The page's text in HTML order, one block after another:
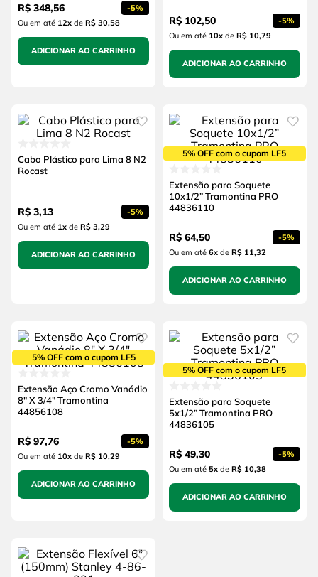
R$ 348,56 -5%
Ou em até 12xde R$ 30,58
ADICIONAR AO CARRINHO
R$ 102,50 -5%
Ou em até 10xde R$ 10,79
ADICIONAR AO CARRINHO
Cabo Plástico para Lima 8 N2
Rocast
R$ 3,13 -5%
Ou em até 1xde R$ 3,29
ADICIONAR AO CARRINHO
5% OFF com o cupom LF5
Extensão para Soquete
10x1/2” Tramontina PRO
44836110
R$ 64,50 -5%
Ou em até 6xde R$ 11,32
ADICIONAR AO CARRINHO
5% OFF com o cupom LF5
Extensão Aço Cromo Vanádio
8" X 3/4" Tramontina
44856108
R$ 97,76 -5%
Ou em até 10xde R$ 10,29
ADICIONAR AO CARRINHO
5% OFF com o cupom LF5
Extensão para Soquete
5x1/2” Tramontina PRO
44836105
R$ 49,30 -5%
Ou em até 5xde R$ 10,38
ADICIONAR AO CARRINHO